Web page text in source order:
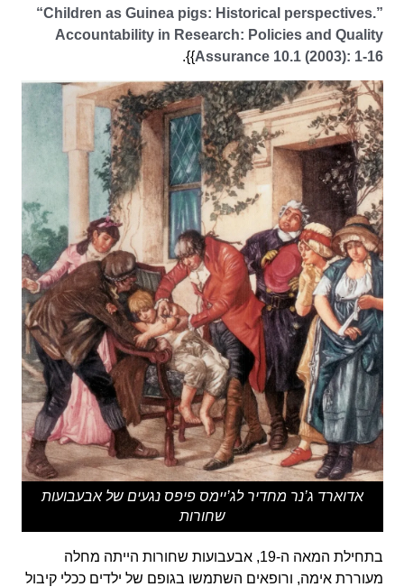
“Children as Guinea pigs: Historical perspectives.”
Accountability in Research: Policies and Quality
Assurance 10.1 (2003): 1-16
}}.
אדוארד ג’נר מחדיר לג’יימס פיפס נגעים של אבעבועות
שחורות
בתחילת המאה ה-19, אבעבועות שחורות הייתה מחלה
מעוררת אימה, ורופאים השתמשו בגופם של ילדים ככלי קיבול